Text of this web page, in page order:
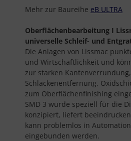
Mehr zur Baureihe eB ULTRA
Oberflächenbearbeitung I
universelle Schleif- und
Die Anlagen von Lissmac
und Wirtschaftlichkeit und
zur starken Kantenverrundung,
Schlackenentfernung,
zum Oberflächenfinishing
SMD 3 wurde speziell für die
konzipiert, liefert
kann problemlos in
eingebunden werden.